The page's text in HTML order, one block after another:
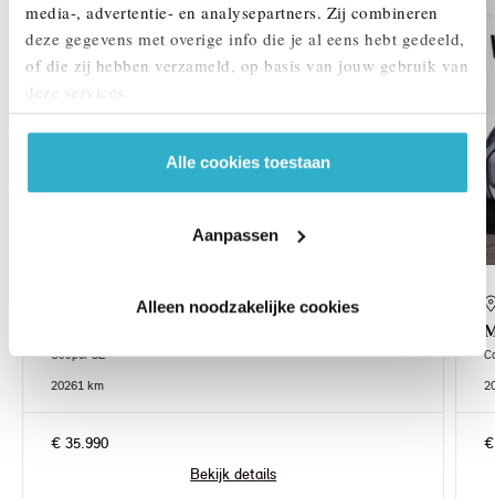
media-, advertentie- en analysepartners. Zij combineren
deze gegevens met overige info die je al eens hebt gedeeld,
of die zij hebben verzameld, op basis van jouw gebruik van
deze services.
Alle cookies toestaan
Aanpassen
Alleen noodzakelijke cookies
Cooper SE
20261 km
€ 35.990
Bekijk details